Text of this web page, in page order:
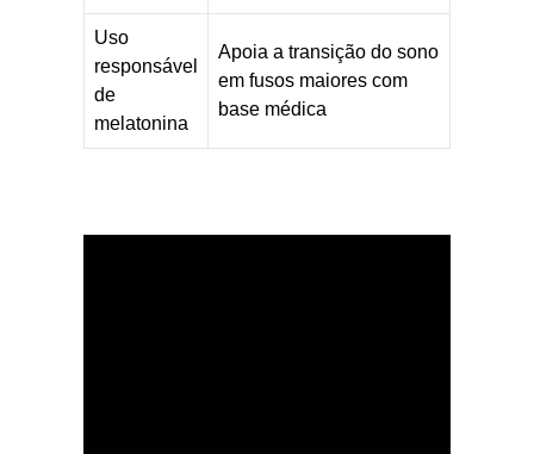
Uso
responsável
de
melatonina
Apoia a transição do sono
em fusos maiores com
base médica